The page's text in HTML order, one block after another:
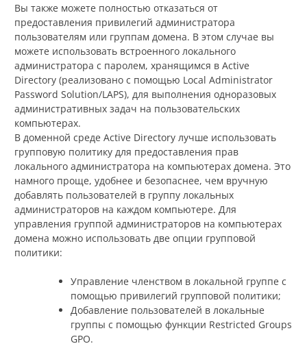
Вы также можете полностью отказаться от
предоставления привилегий администратора
пользователям или группам домена. В этом случае вы
можете использовать встроенного локального
администратора с паролем, хранящимся в Active
Directory (реализовано с помощью Local Administrator
Password Solution/LAPS), для выполнения одноразовых
административных задач на пользовательских
компьютерах.
В доменной среде Active Directory лучше использовать
групповую политику для предоставления прав
локального администратора на компьютерах домена. Это
намного проще, удобнее и безопаснее, чем вручную
добавлять пользователей в группу локальных
администраторов на каждом компьютере. Для
управления группой администраторов на компьютерах
домена можно использовать две опции групповой
политики:
Управление членством в локальной группе с
помощью привилегий групповой политики;
Добавление пользователей в локальные
группы с помощью функции Restricted Groups
GPO.